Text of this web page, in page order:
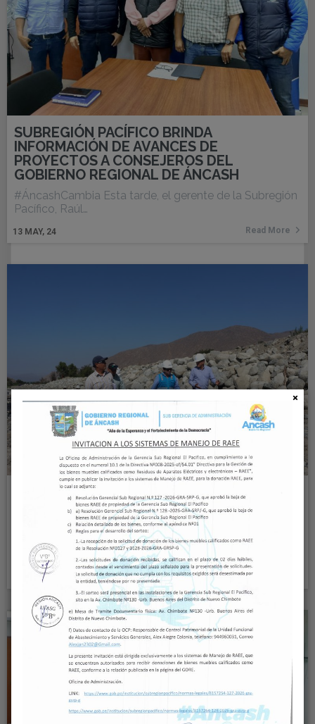
SUBREGIÓN PACÍFICO BRINDA
INFORMACIÓN DE AVANCES DE
PROYECTOS A CONSEJEROS DEL
GOBIERNO REGIONAL DE ÁNCASH
13 MAY, 24
#ÁncashCambia Esta tarde, el gerente de la Subregión
Pacífico, Raúl…
Read More
SUBREGIÓN PACÍFICO CULMINA OBRAS DE
DEFENSA RIBEREÑA POR 2.7 MILLONES DE
SOLES EN LA PROVINCIA DEL SANTA
MAY, 24
#ÁncashCambia La Subregión Pacífico, unidad
ejecutora del Gobierno Regional de…
Read More